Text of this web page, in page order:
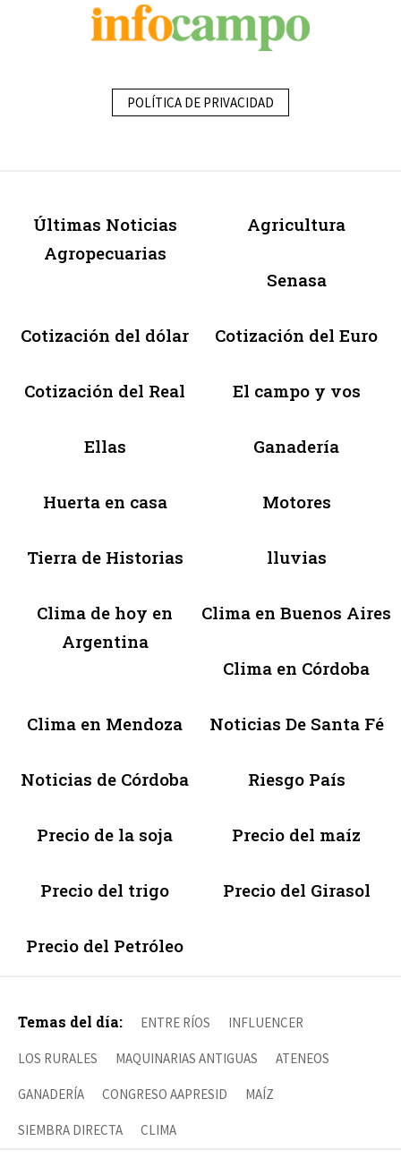
POLÍTICA DE PRIVACIDAD
Últimas Noticias
Agropecuarias
Agricultura
Senasa
Cotización del dólar Cotización del Euro
Cotización del Real El campo y vos
Ellas Ganadería
Huerta en casa Motores
Tierra de Historias lluvias
Clima de hoy en
Argentina
Clima en Buenos Aires
Clima en Córdoba
Clima en Mendoza Noticias De Santa Fé
Noticias de Córdoba Riesgo País
Precio de la soja Precio del maíz
Precio del trigo Precio del Girasol
Precio del Petróleo
Temas del día: ENTRE RÍOS INFLUENCER
LOS RURALES MAQUINARIAS ANTIGUAS ATENEOS
GANADERÍA CONGRESO AAPRESID MAÍZ
SIEMBRA DIRECTA CLIMA